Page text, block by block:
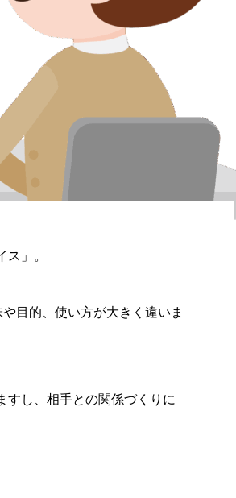
」。
目的、使い方が大きく違いま
すし、相手との関係づくりに